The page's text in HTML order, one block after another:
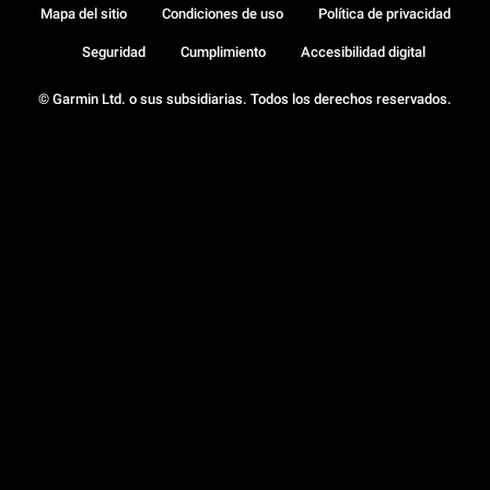
© Garmin Ltd. o sus subsidiarias. Todos los derechos reservados.
Mapa del sitio Condiciones de uso Política de privacidad
Seguridad Cumplimiento Accesibilidad digital